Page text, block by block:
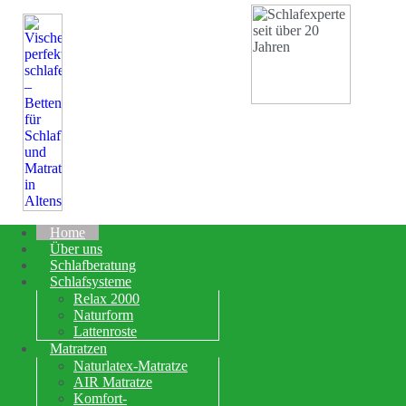
Home
Über uns
Schlafberatung
Schlafsysteme
Relax 2000
Naturform
Lattenroste
Matratzen
Naturlatex-Matratze
AIR Matratze
Komfort-